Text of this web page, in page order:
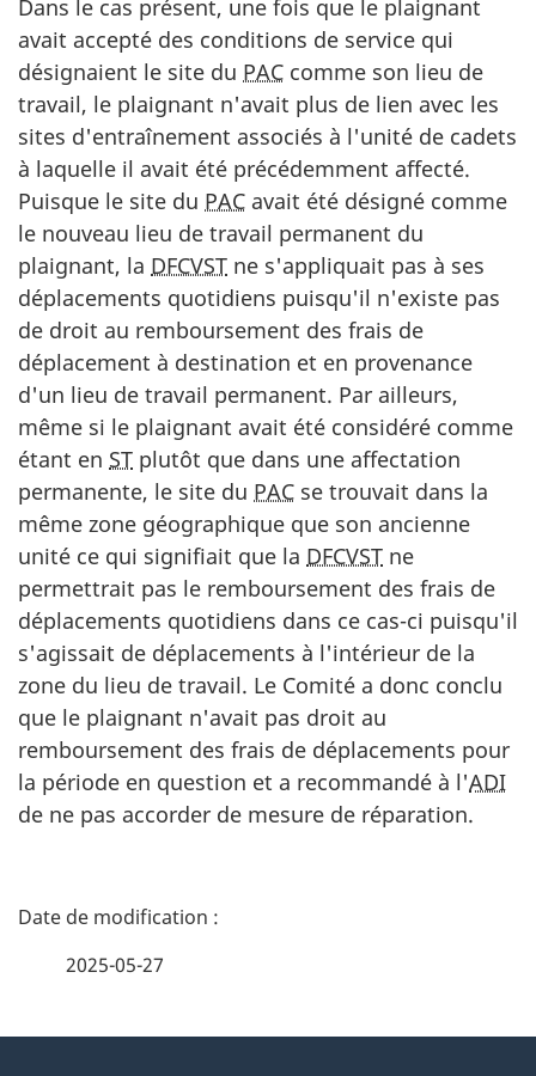
Dans le cas présent, une fois que le plaignant
avait accepté des conditions de service qui
désignaient le site du PAC comme son lieu de
travail, le plaignant n'avait plus de lien avec les
sites d'entraînement associés à l'unité de cadets
à laquelle il avait été précédemment affecté.
Puisque le site du PAC avait été désigné comme
le nouveau lieu de travail permanent du
plaignant, la DFCVST ne s'appliquait pas à ses
déplacements quotidiens puisqu'il n'existe pas
de droit au remboursement des frais de
déplacement à destination et en provenance
d'un lieu de travail permanent. Par ailleurs,
même si le plaignant avait été considéré comme
étant en ST plutôt que dans une affectation
permanente, le site du PAC se trouvait dans la
même zone géographique que son ancienne
unité ce qui signifiait que la DFCVST ne
permettrait pas le remboursement des frais de
déplacements quotidiens dans ce cas-ci puisqu'il
s'agissait de déplacements à l'intérieur de la
zone du lieu de travail. Le Comité a donc conclu
que le plaignant n'avait pas droit au
remboursement des frais de déplacements pour
la période en question et a recommandé à l'ADI
de ne pas accorder de mesure de réparation.
D
2025-05-27